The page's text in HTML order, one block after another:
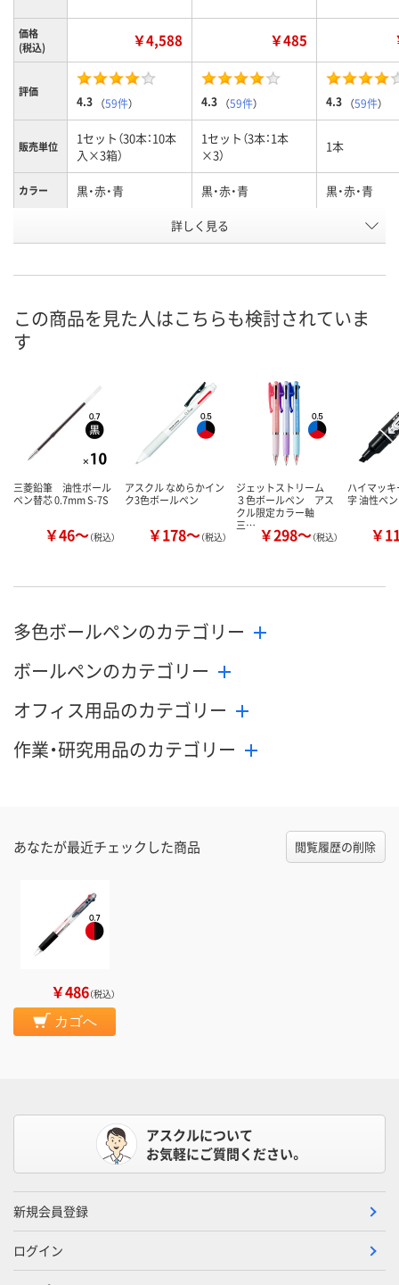
価格
(税込)
￥4,588 ￥485
評価
4.3 （59件） 4.3 （59件） 4.3 （59件）
販売単位
1セット（30本：10本
入×3箱）
1セット（3本：1本
×3）
1本
カラー 黒・赤・青 黒・赤・青 黒・赤・青
342670
8月9日（日）
カゴへ
詳しく見る
この商品を見た人はこちらも検討されていま
す
三菱鉛筆 油性ボール
ペン替芯 0.7mm S-7S
￥46～（税込）
アスクル なめらかイン
ク3色ボールペン
￥178～（税込）
ジェットストリーム
３色ボールペン アス
クル限定カラー軸
三… ￥298～（税込）
ハイマッ
字 油性ペ
￥
多色ボールペンのカテゴリー
ボールペンのカテゴリー
オフィス用品のカテゴリー
作業・研究用品のカテゴリー
あなたが最近チェックした商品 閲覧履歴の削除
￥486（税込）
カゴへ
アスクルについて
お気軽にご質問ください。
新規会員登録
ログイン